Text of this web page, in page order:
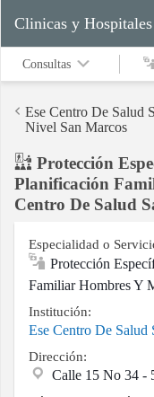
Servicios
medicos
Ciudades
Buscar
Contacto
Clinicas y
Consultas
Ese Centro De Salud
Nivel San Marcos
Protección
Planificación
Centro De Salud
Especialidad o
Protección
Familiar Hombres Y
Institución:
Ese Centro De Salud
Dirección:
Calle 15 No 34 -